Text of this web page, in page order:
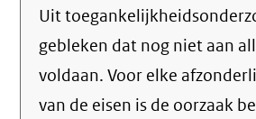
Uit
gebleken dat nog niet aan
voldaan. Voor elke
van de eisen is de oorzaak